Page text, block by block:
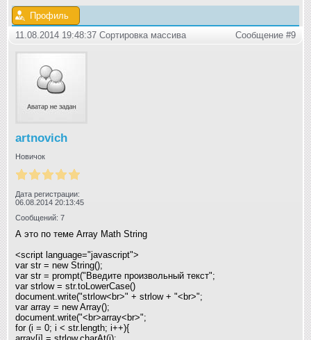
Профиль
11.08.2014 19:48:37 Сортировка массива
Сообщение #9
artnovich
Новичок
Дата регистрации:
06.08.2014 20:13:45
Сообщений: 7
А это по теме Array Math String
<script language="javascript">
var str = new String();
var str = prompt("Введите произвольный текст";
var strlow = str.toLowerCase()
document.write("strlow<br>" + strlow + "<br>";
var array = new Array();
document.write("<br>array<br>";
for (i = 0; i < str.length; i++){